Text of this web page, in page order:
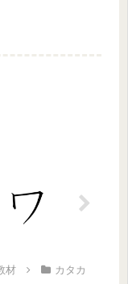
材
カタカ